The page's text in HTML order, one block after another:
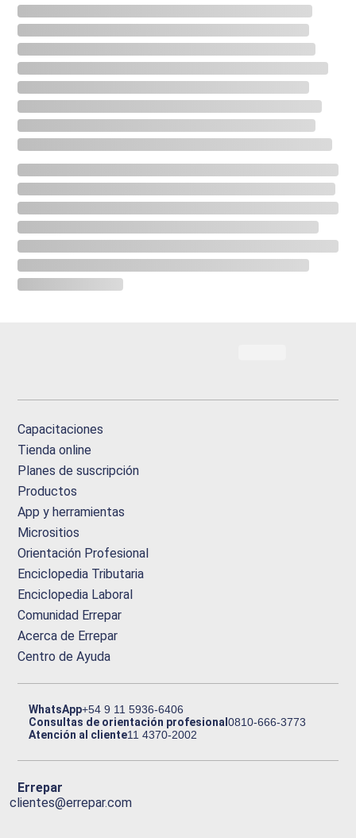
Capacitaciones
Tienda online
Planes de suscripción
Productos
App y herramientas
Micrositios
Orientación Profesional
Enciclopedia Tributaria
Enciclopedia Laboral
Comunidad Errepar
Acerca de Errepar
Centro de Ayuda
WhatsApp+54 9 11 5936-6406
Consultas de orientación profesional0810-666-3773
Atención al cliente11 4370-2002
Errepar
clientes@errepar.com